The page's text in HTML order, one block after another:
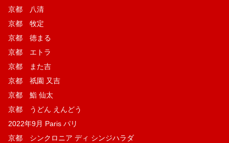
京都 八清
京都 牧定
京都 徳まる
京都 エトラ
京都 また吉
京都 祇園 又吉
京都 鮨 仙太
京都 うどん えんどう
2022年9月 Paris パリ
京都 シンクロニア ディ シンジハラダ